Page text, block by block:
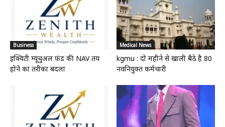
Business
इक्विटी म्यूचुअल फंड की NAV तय
होने का तरीका बदला
Medical News
kgmu : दो महीने से खाली बैठे है 80
नवनियुक्त कर्मचारी